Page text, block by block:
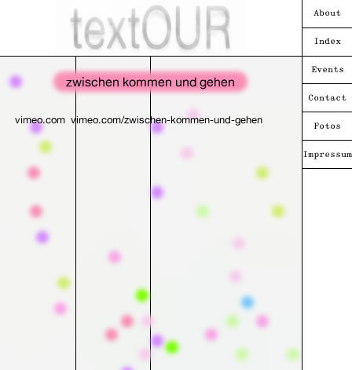
zwischen kommen und gehen
vimeo.com vimeo.com/zwischen-kommen-und-gehen
About
Index
Events
Contact
Fotos
Impressum